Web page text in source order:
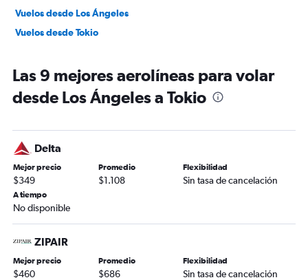
Vuelos desde Los Ángeles
Vuelos desde Tokio
Las 9 mejores aerolíneas para volar
desde Los Ángeles a Tokio
Delta
Mejor precio
$349
Promedio
$1.108
Flexibilidad
Sin tasa de cancelación
A tiempo
No disponible
ZIPAIR
Mejor precio
$460
Promedio
$686
Flexibilidad
Sin tasa de cancelación